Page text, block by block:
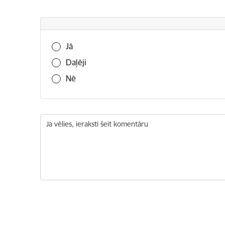
Vai šī informācija bija noderīga?
Jā
Daļēji
Nē
Ja vēlies, ieraksti šeit komentāru